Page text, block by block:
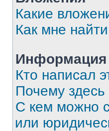
Какие
Как мне
Информация
Кто написал
Почему здесь
С кем можно
или